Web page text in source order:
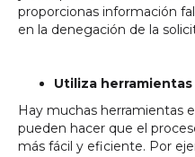
proporcionas información
en la denegación de la
Utiliza herramientas
Hay muchas herramientas
pueden hacer que el
más fácil y eficiente. Por